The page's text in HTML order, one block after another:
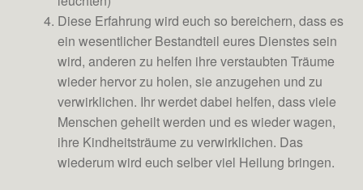
Diese Erfahrung wird euch so bereichern, dass es
ein wesentlicher Bestandteil eures Dienstes sein
wird, anderen zu helfen ihre verstaubten Träume
wieder hervor zu holen, sie anzugehen und zu
verwirklichen. Ihr werdet dabei helfen, dass viele
Menschen geheilt werden und es wieder wagen,
ihre Kindheitsträume zu verwirklichen. Das
wiederum wird euch selber viel Heilung bringen.